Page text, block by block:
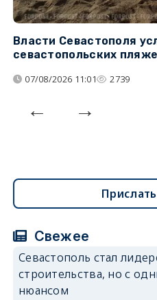
Власти Севастополя
севастопольских
07/08/2026 11:01 2739
Свежее
Севастополь стал
строительства, но с
нюансом